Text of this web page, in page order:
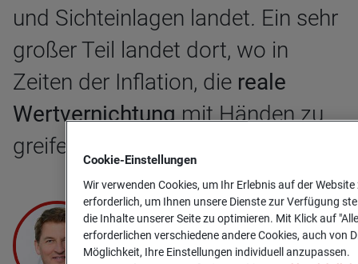
und Sichteinlagen landet. Ein sehr
großer Teil landet dort, wo in
Zeiten der Inflation, die reale
Wertvernichtungmit Händen zu
greifen ist.
Cookie-­Einstellungen
Wir verwenden Cookies, um Ihr Erlebnis auf der
erforderlich, um Ihnen unsere Dienste zur Verfügung
die Inhalte unserer Seite zu optimieren. Mit Klick auf
erforderlichen verschiedene andere Cookies, auch von
Möglichkeit, Ihre Einstellungen individuell anzupassen.